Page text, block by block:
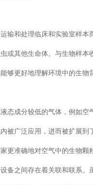
输和处理临床和实验室样
或其他生命体。与生物样
够更好地理解环境中的生物
态成分较低的气体，例如
被广泛应用，进而被扩展
更准确地对空气中的生物颗
备之间存在着关联和联系